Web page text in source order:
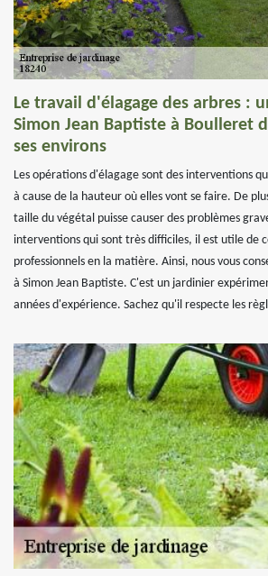
Le travail d'élagage des arbres :
Simon Jean Baptiste à Boulleret
ses environs
Les opérations d'élagage sont des interventions
à cause de la hauteur où elles vont se faire. De
taille du végétal puisse causer des problèmes
interventions qui sont très difficiles, il est utile de
professionnels en la matière. Ainsi, nous vous
à Simon Jean Baptiste. C'est un jardinier
années d'expérience. Sachez qu'il respecte les